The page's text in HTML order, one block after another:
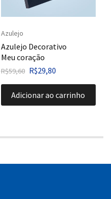
Azulejo
Azulejo Decorativo
Meu coração
R$59,60 R$29,80
Adicionar ao carrinho